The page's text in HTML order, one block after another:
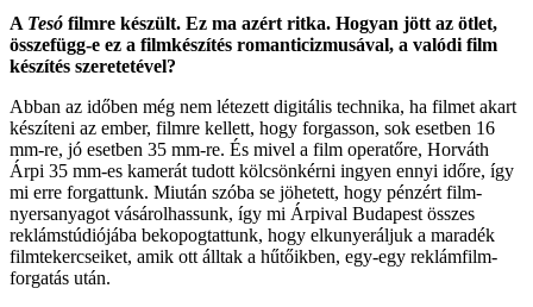
A Tesó filmre készült. Ez ma azért ritka. Hogyan jött az ötlet,
összefügg-e ez a filmkészítés romanticizmusával, a valódi film
készítés szeretetével?
Abban az időben még nem létezett digitális technika, ha filmet akart
készíteni az ember, filmre kellett, hogy forgasson, sok esetben 16
mm-re, jó esetben 35 mm-re. És mivel a film operatőre, Horváth
Árpi 35 mm-es kamerát tudott kölcsönkérni ingyen ennyi időre, így
mi erre forgattunk. Miután szóba se jöhetett, hogy pénzért film-
nyersanyagot vásárolhassunk, így mi Árpival Budapest összes
reklámstúdiójába bekopogtattunk, hogy elkunyeráljuk a maradék
filmtekercseiket, amik ott álltak a hűtőikben, egy-egy reklámfilm-
forgatás után.